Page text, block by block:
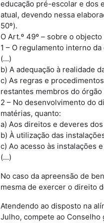
educação pré-escolar e dos
atual, devendo nessa
50º).
O Art.º 49º – sobre o
1 – O regulamento interno
(…)
b) A adequação à realidade
c) As regras e
restantes membros do
2 – No desenvolvimento do
matérias, quanto:
a) Aos direitos e deveres
b) À utilização das
c) Ao acesso às instalações
(…)
No caso da apreensão de
mesma de exercer o direito
Atendendo ao disposto na
Julho, compete ao